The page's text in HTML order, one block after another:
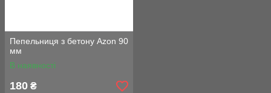
Пепельниця з бетону Azon 90
мм
В наявності
180 ₴